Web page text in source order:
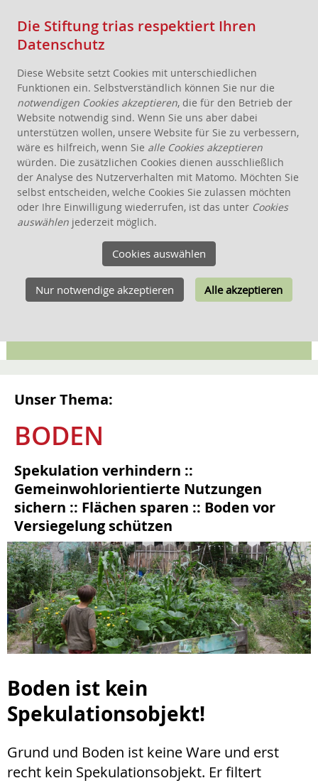
AKTUELLES
STIFTUNG
THEMEN
BODEN
ÖKOLOGIE
WOHNEN
ANGEBOTE FÜR WOHNPROJEKTE
SCHENKEN, STIFTEN, VERERBEN
Unser Thema:
BODEN
Spekulation verhindern ::
Gemeinwohlorientierte Nutzungen
sichern :: Flächen sparen :: Boden vor
Versiegelung schützen
Boden ist kein
Spekulationsobjekt!
Grund und Boden ist keine Ware und erst
recht kein Spekulationsobjekt. Er filtert
Die Stiftung trias respektiert Ihren
Datenschutz
Diese Website setzt Cookies mit unterschiedlichen
Funktionen ein. Selbstverständlich können Sie nur die
notwendigen Cookies akzeptieren, die für den Betrieb der
Website notwendig sind. Wenn Sie uns aber dabei
unterstützen wollen, unsere Website für Sie zu verbessern,
wäre es hilfreich, wenn Sie alle Cookies akzeptieren
würden. Die zusätzlichen Cookies dienen ausschließlich
der Analyse des Nutzerverhalten mit Matomo. Möchten Sie
selbst entscheiden, welche Cookies Sie zulassen möchten
oder Ihre Einwilligung wiederrufen, ist das unter Cookies
auswählen jederzeit möglich.
Cookies auswählen
Nur notwendige akzeptieren Alle akzeptieren